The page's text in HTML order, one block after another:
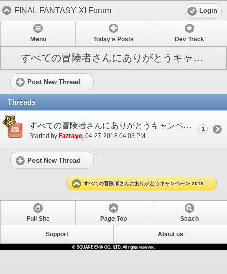
FINAL FANTASY XI Forum Login
Menu Today's Posts Dev Track
すべての冒険者さんにありがとうキャンペーン 2018
Post New Thread
Threads
すべての冒険者さんにありがとうキャンペーンについて 2018
Started by Fazraye‎, 04-27-2018 04:03 PM
1
Post New Thread
すべての冒険者さんにありがとうキャンペーン 2018
Full Site Page Top Seach
Support About us
© SQUARE ENIX CO., LTD. All rights reserved.